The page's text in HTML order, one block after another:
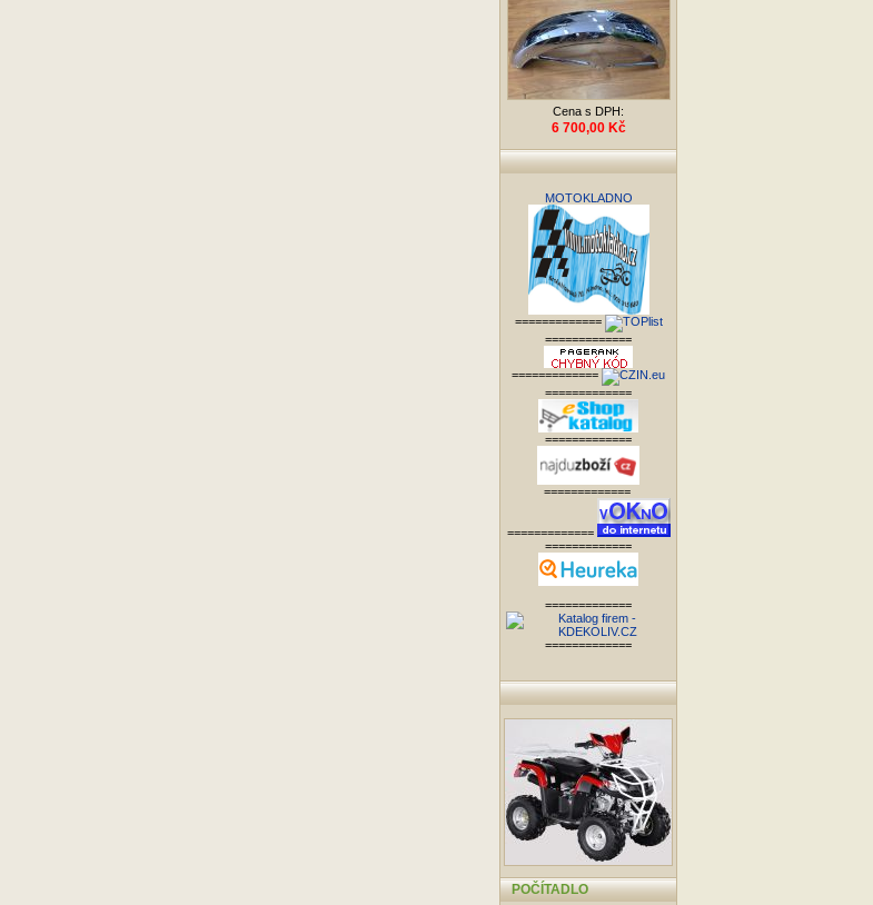
Cena s DPH:
6 700,00 Kč
MOTOKLADNO
=============
=============
=============
=============
=============
=============
=============
=============
=============
=============
POČÍTADLO